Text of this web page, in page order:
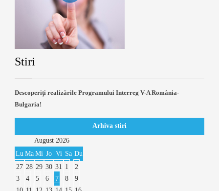
Stiri
Descoperiți realizările Programului Interreg V-A România-
Bulgaria!
Arhiva stiri
August 2026
Lu Ma Mi Jo Vi Sa Du
27 28 29 30 31 1
2
3
4 5 6 7 8
9